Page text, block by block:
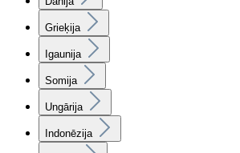
Grieķija
Igaunija
Somija
Ungārija
Indonēzija